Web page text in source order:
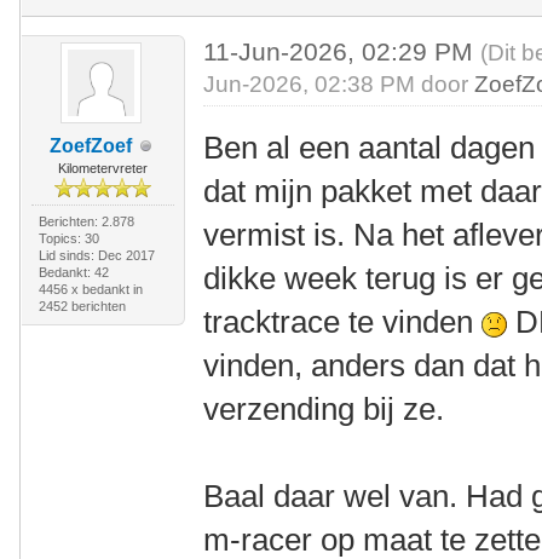
ZoefZoef
Kilometervreter
Berichten: 2.878
Topics: 30
Lid sinds: Dec 2017
Bedankt: 42
4456 x bedankt in
2452 berichten
11-Jun-2026, 02:29 PM (Dit
Jun-2026, 02:38 PM door
Ben al een aantal
dat mijn pakket met
vermist is. Na het
dikke week terug is er
tracktrace te vinden
vinden, anders dan dat
verzending bij ze.
Baal daar wel van. Had
m-racer op maat te